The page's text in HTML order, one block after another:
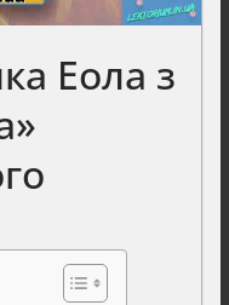
Еола з